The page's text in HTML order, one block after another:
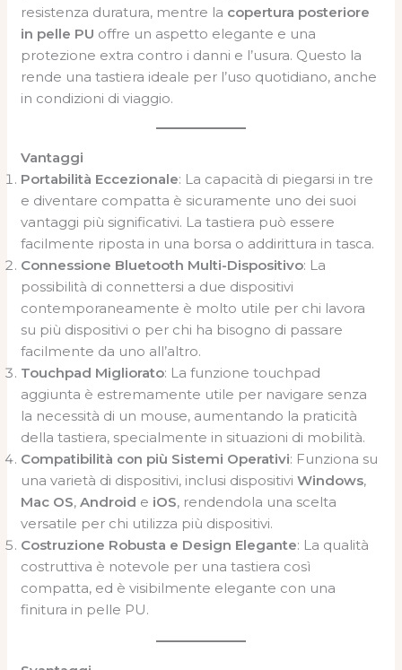
resistenza duratura, mentre la copertura posteriore
in pelle PU offre un aspetto elegante e una
protezione extra contro i danni e l’usura. Questo la
rende una tastiera ideale per l’uso quotidiano, anche
in condizioni di viaggio.
Vantaggi
Portabilità Eccezionale: La capacità di piegarsi in tre
e diventare compatta è sicuramente uno dei suoi
vantaggi più significativi. La tastiera può essere
facilmente riposta in una borsa o addirittura in tasca.
Connessione Bluetooth Multi-Dispositivo: La
possibilità di connettersi a due dispositivi
contemporaneamente è molto utile per chi lavora
su più dispositivi o per chi ha bisogno di passare
facilmente da uno all’altro.
Touchpad Migliorato: La funzione touchpad
aggiunta è estremamente utile per navigare senza
la necessità di un mouse, aumentando la praticità
della tastiera, specialmente in situazioni di mobilità.
Compatibilità con più Sistemi Operativi: Funziona su
una varietà di dispositivi, inclusi dispositiviWindows,
Mac OS,Android e iOS, rendendola una scelta
versatile per chi utilizza più dispositivi.
Costruzione Robusta e Design Elegante: La qualità
costruttiva è notevole per una tastiera così
compatta, ed è visibilmente elegante con una
finitura in pelle PU.